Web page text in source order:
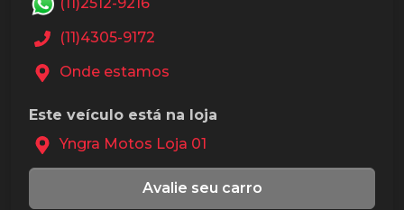
(11)2512-9216
(11)4305-9172
Onde estamos
Este veículo está na loja
Yngra Motos Loja 01
Avalie seu carro